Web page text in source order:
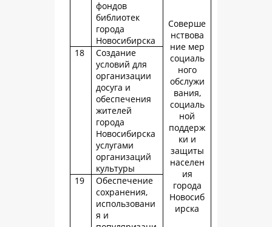
Соверше
нствова
ние мер
социаль
ного
обслужи
вания,
социаль
ной
поддерж
ки и
защиты
населен
ия
города
Новосиб
ирска
фондов
библиотек
города
Новосибирска
18
Создание
условий для
организации
досуга и
обеспечения
жителей
города
Новосибирска
услугами
организаций
культуры
19
Обеспечение
сохранения,
использовани
я и